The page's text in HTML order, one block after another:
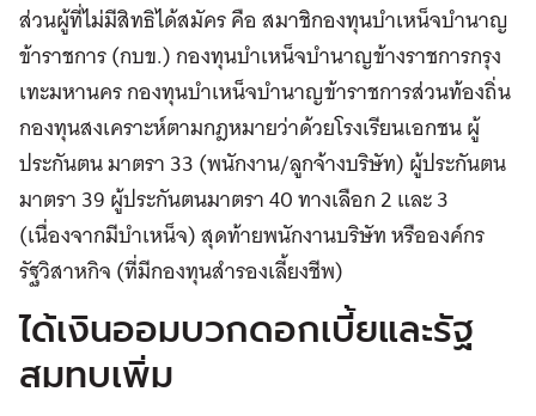
ส่วนผู้ที่ไม่มีสิทธิได้สมัคร คือ สมาชิกองทุนบำเหน็จบำนาญ
ข้าราชการ (กบข.) กองทุนบำเหน็จบำนาญข้างราชการกรุง
เทะมหานคร กองทุนบำเหน็จบำนาญข้าราชการส่วนท้องถิ่น
กองทุนสงเคราะห์ตามกฎหมายว่าด้วยโรงเรียนเอกชน ผู้
ประกันตน มาตรา 33 (พนักงาน/ลูกจ้างบริษัท) ผู้ประกันตน
มาตรา 39 ผู้ประกันตนมาตรา 40 ทางเลือก 2 และ 3
(เนื่องจากมีบำเหน็จ) สุดท้ายพนักงานบริษัท หรือองค์กร
รัฐวิสาหกิจ (ที่มีกองทุนสำรองเลี้ยงชีพ)
ได้เงินออมบวกดอกเบี้ยและรัฐ
สมทบเพิ่ม